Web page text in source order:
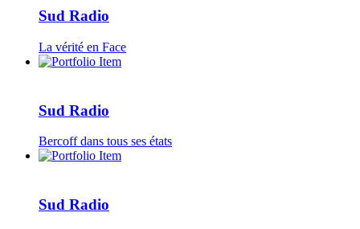
Sud Radio
La vérité en Face
Sud Radio
Bercoff dans tous ses états
Sud Radio